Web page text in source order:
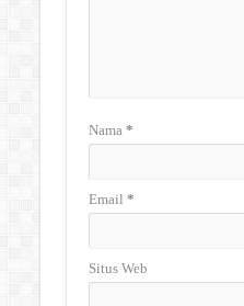
Nama *
Email *
Situs Web